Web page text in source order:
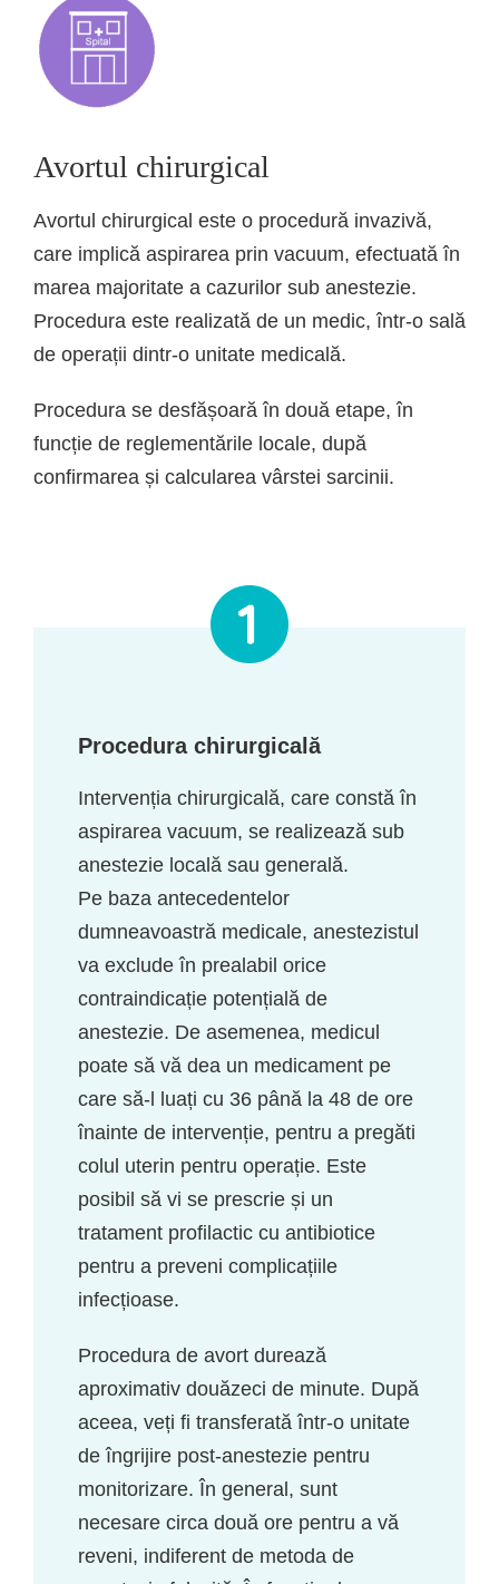
Avortul chirurgical
Avortul chirurgical este o procedură invazivă,
care implică aspirarea prin vacuum, efectuată în
marea majoritate a cazurilor sub anestezie.
Procedura este realizată de un medic, într-o sală
de operații dintr-o unitate medicală.
Procedura se desfășoară în două etape, în
funcție de reglementările locale, după
confirmarea și calcularea vârstei sarcinii.
Procedura chirurgicală
Intervenția chirurgicală, care constă în
aspirarea vacuum, se realizează sub
anestezie locală sau generală.
Pe baza antecedentelor
dumneavoastră medicale, anestezistul
va exclude în prealabil orice
contraindicație potențială de
anestezie. De asemenea, medicul
poate să vă dea un medicament pe
care să-l luați cu 36 până la 48 de ore
înainte de intervenție, pentru a pregăti
colul uterin pentru operație. Este
posibil să vi se prescrie și un
tratament profilactic cu antibiotice
pentru a preveni complicațiile
infecțioase.
Procedura de avort durează
aproximativ douăzeci de minute. După
aceea, veți fi transferată într-o unitate
de îngrijire post-anestezie pentru
monitorizare. În general, sunt
necesare circa două ore pentru a vă
reveni, indiferent de metoda de